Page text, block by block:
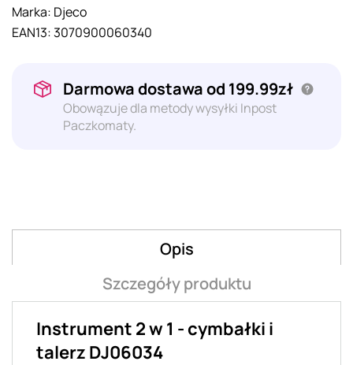
Marka: Djeco
EAN13:3070900060340
Darmowa dostawa od 199.99zł
Obowązuje dla metody wysyłki Inpost
Paczkomaty.
Opis
Szczegóły produktu
Instrument 2 w 1 - cymbałki i
talerz DJ06034